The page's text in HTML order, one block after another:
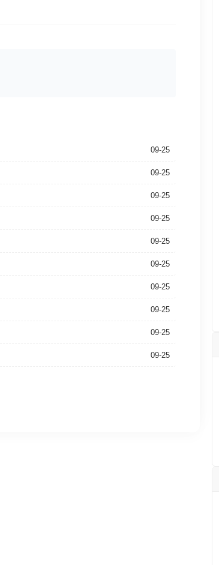
09-25
09-25
09-25
09-25
09-25
09-25
09-25
09-25
09-25
09-25